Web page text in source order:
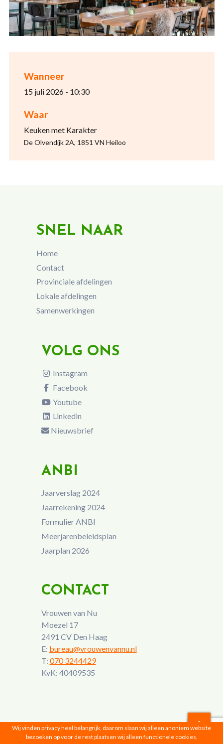
Wanneer
15 juli 2026 - 10:30
Waar
Keuken met Karakter
De Olvendijk 2A, 1851 VN Heiloo
SNEL NAAR
Home
Contact
Provinciale afdelingen
Lokale afdelingen
Samenwerkingen
VOLG ONS
Instagram
Facebook
Youtube
Linkedin
Nieuwsbrief
ANBI
Jaarverslag 2024
Jaarrekening 2024
Formulier ANBI
Meerjarenbeleidsplan
Jaarplan 2026
CONTACT
Vrouwen van Nu
Moezel 17
2491 CV Den Haag
E: bureau@vrouwenvannu.nl
T: 070 3244429
KvK: 40409535
Vrouwen van Nu © 2026 |Privacyverklaring
Wij vinden privacy heel belangrijk, daarom slaan wij alleen anoniem website
bezoeken op voor de rest plaatsen wij alleen functionele cookies,